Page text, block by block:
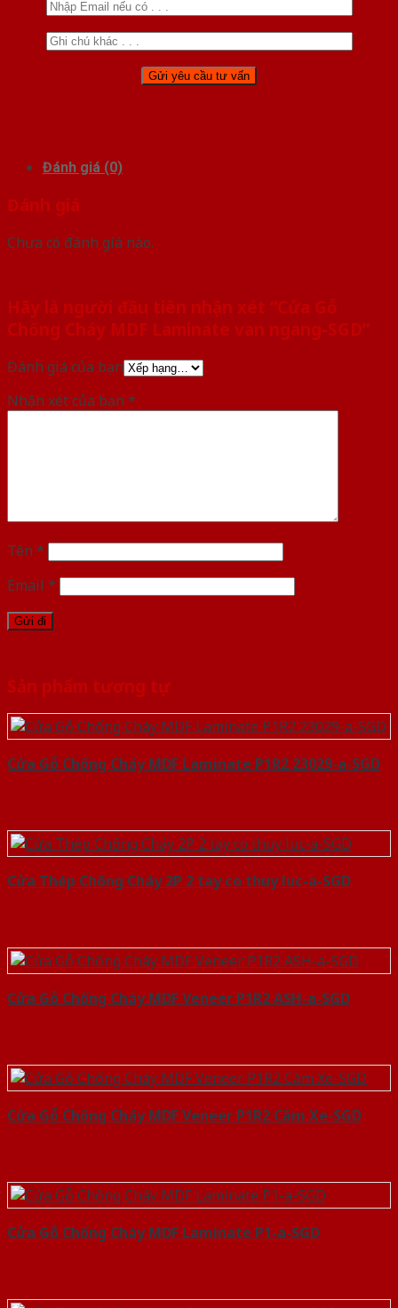
Đánh giá (0)
Đánh giá
Chưa có đánh giá nào.
Hãy là người đầu tiên nhận xét “Cửa Gỗ
Chống Cháy MDF Laminate van ngang-SGD”
Đánh giá của bạn
Nhận xét của bạn *
Tên *
Email *
Sản phẩm tương tự
Cửa Gỗ Chống Cháy MDF Laminate P1R2 23029-a-SGD
Cửa Thép Chống Cháy 2P 2 tay co thuy luc-a-SGD
Cửa Gỗ Chống Cháy MDF Veneer P1R2 ASH-a-SGD
Cửa Gỗ Chống Cháy MDF Veneer P1R2 Căm Xe-SGD
Cửa Gỗ Chống Cháy MDF Laminate P1-a-SGD